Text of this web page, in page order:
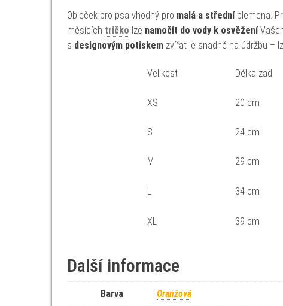
Obleček pro psa vhodný pro malá a středníplemena.
měsících tričko lze namočit do vody k osvěžení
s designovým potiskem zvířat je snadné na údržbu –
Velikost Délka zad
XS 20 cm
S 24 cm
M 29 cm
L 34 cm
XL 39 cm
Další informace
Barva Oranžová